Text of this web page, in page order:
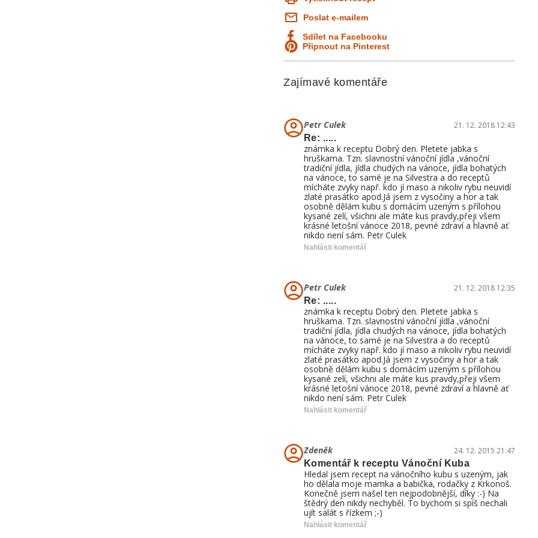
Poslat e-mailem
Sdílet na Facebooku
Připnout na Pinterest
Zajímavé komentáře
Petr Culek
21. 12. 2018 12:43
Re: .....
známka k receptu Dobrý den. Pletete jabka s
hruškama. Tzn. slavnostní vánoční jídla ,vánoční
tradiční jídla, jídla chudých na vánoce, jídla bohatých
na vánoce, to samé je na Silvestra a do receptů
mícháte zvyky např. kdo jí maso a nikoliv rybu neuvidí
zlaté prasátko apod.Já jsem z vysočiny a hor a tak
osobně dělám kubu s domácím uzeným s přílohou
kysané zelí, všichni ale máte kus pravdy,přeji všem
krásné letošní vánoce 2018, pevné zdraví a hlavně ať
nikdo není sám. Petr Culek
Nahlásit komentář
Petr Culek
21. 12. 2018 12:35
Re: .....
známka k receptu Dobrý den. Pletete jabka s
hruškama. Tzn. slavnostní vánoční jídla ,vánoční
tradiční jídla, jídla chudých na vánoce, jídla bohatých
na vánoce, to samé je na Silvestra a do receptů
mícháte zvyky např. kdo jí maso a nikoliv rybu neuvidí
zlaté prasátko apod.Já jsem z vysočiny a hor a tak
osobně dělám kubu s domácím uzeným s přílohou
kysané zelí, všichni ale máte kus pravdy,přeji všem
krásné letošní vánoce 2018, pevné zdraví a hlavně ať
nikdo není sám. Petr Culek
Nahlásit komentář
Zdeněk
24. 12. 2015 21:47
Komentář k receptu Vánoční Kuba
Hledal jsem recept na vánočního kubu s uzeným, jak
ho dělala moje mamka a babička, rodačky z Krkonoš.
Konečně jsem našel ten nejpodobnější, díky :-) Na
štědrý den nikdy nechyběl. To bychom si spíš nechali
ujít salát s řízkem ;-)
Nahlásit komentář